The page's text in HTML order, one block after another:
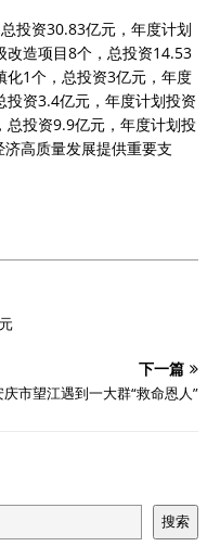
投资30.83亿元，年度计划
改造项目8个，总投资14.53
化1个，总投资3亿元，年度
资3.4亿元，年度计划投资
总投资9.9亿元，年度计划投
高质量发展提供重要支
下一篇
庆市望江遇到一大群“救命恩人”
搜索